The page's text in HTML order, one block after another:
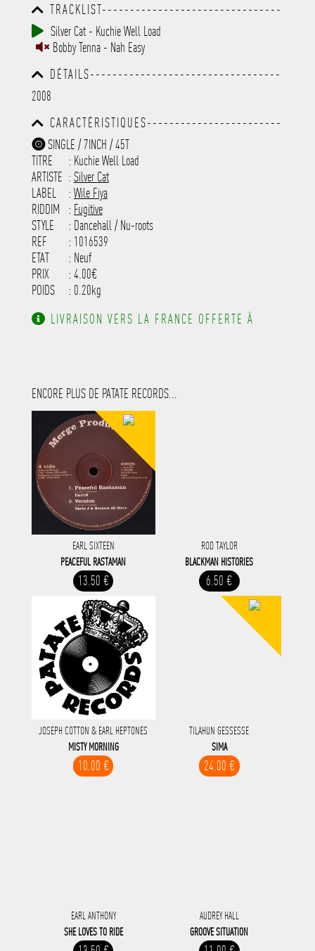
TRACKLIST--------------------------------
-----------------------------------------
-----------------------------------------
-----------------------------------------
-------------
Silver Cat - Kuchie Well Load
Bobby Tenna - Nah Easy
DÉTAILS----------------------------------
-----------------------------------------
-----------------------------------------
-----------------------------------------
-----------------------------------------
-----------
2008
CARACTÉRISTIQUES------------------------
-----------------------------------------
-----------------------------------------
-----------------------------------------
-----------------------------------------
---------------------
SINGLE / 7INCH / 45T
TITRE
: Kuchie Well Load
ARTISTE : Silver Cat
LABEL
: Wile Fiya
RIDDIM
: Fugitive
STYLE
: Dancehall / Nu-roots
REF
: 1016539
ETAT
: Neuf
PRIX
: 4.00€
POIDS
: 0.20kg
LIVRAISON VERS LA FRANCE OFFERTE À
ENCORE PLUS DE PATATE RECORDS...
EARL SIXTEEN
PEACEFUL RASTAMAN
13.50 €
ROD TAYLOR
BLACKMAN HISTORIES
6.50 €
JOSEPH COTTON & EARL HEPTONES
MISTY MORNING
10.00 €
TILAHUN GESSESSE
SIMA
24.00 €
EARL ANTHONY
SHE LOVES TO RIDE
AUDREY HALL
GROOVE SITUATION